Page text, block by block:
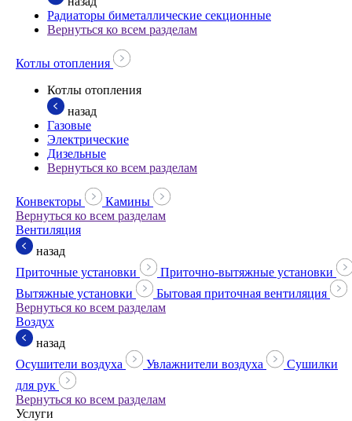
Радиаторы биметаллические секционные
Вернуться ко всем разделам
Котлы отопления
Котлы отопления
назад
Газовые
Электрические
Дизельные
Вернуться ко всем разделам
Конвекторы
Камины
Вернуться ко всем разделам
Вентиляция
назад
Приточные установки
Приточно-вытяжные установки
Вытяжные установки
Бытовая приточная вентиляция
Вернуться ко всем разделам
Воздух
назад
Осушители воздуха
Увлажнители воздуха
Сушилки
для рук
Вернуться ко всем разделам
Услуги